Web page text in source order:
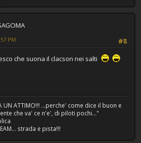
#8
PM
che suona il clacson nei salti
UN ATTIMO!!! ...perche' come dice il buon e
che va' ce n'e', di piloti pochi..."
strada e pista!!!